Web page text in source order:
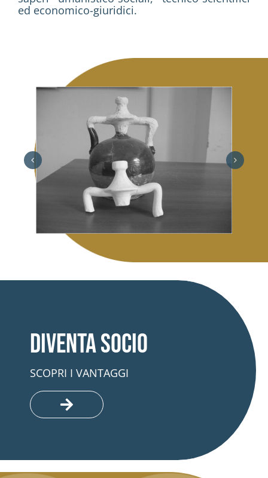
ed economico-giuridici.
Diventa socio
SCOPRI I VANTAGGI